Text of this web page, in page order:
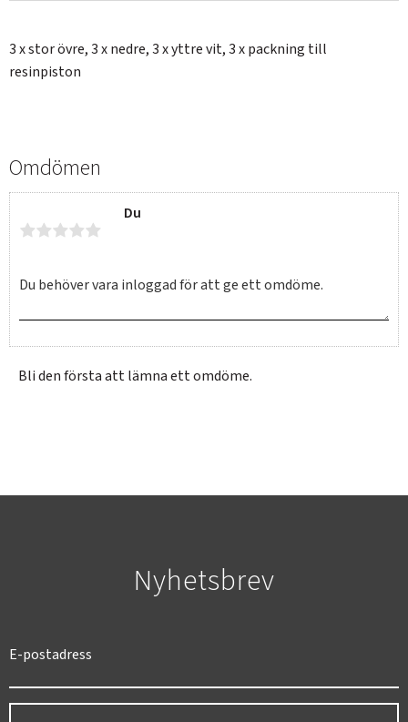
3 x stor övre, 3 x nedre, 3 x yttre vit, 3 x packning till
resinpiston
Omdömen
Du
Bli den första att lämna ett omdöme.
Nyhetsbrev